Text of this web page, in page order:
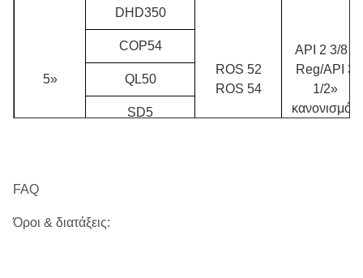
5»
DHD350
ROS 52
ROS 54
API 2 3/8 "
Reg/API 3
1/2»
κανονισμός
COP54
QL50
SD5
FAQ
Όροι & διατάξεις: